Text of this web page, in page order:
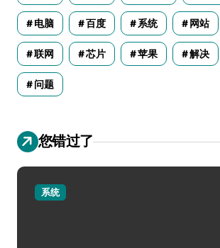
电脑 百度 系统 网站
联网 芯片 苹果 解决
问题
您错过了
系统